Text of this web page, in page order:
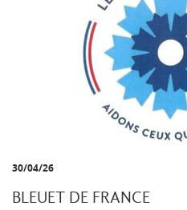
30/04/26
BLEUET DE FRANCE